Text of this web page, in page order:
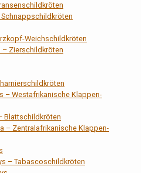
Weichschildkröten
– Zierschildkröten
– Westafrikanische Klappen-
Blattschildkröten
– Zentralafrikanische Klappen-
– Tabascoschildkröten